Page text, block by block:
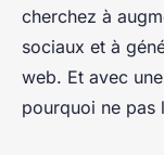
cherchez à
sociaux et à
web. Et avec une
pourquoi ne pas